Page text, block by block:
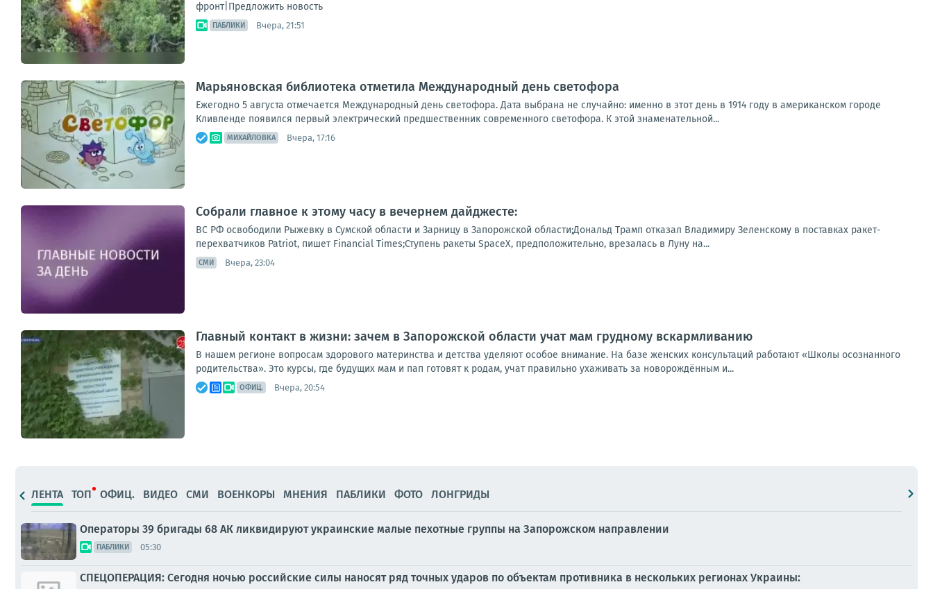
фронт|Предложить новость
ПАБЛИКИ Вчера, 21:51
Марьяновская библиотека отметила Международный день светофора
Ежегодно 5 августа отмечается Международный день светофора. Дата выбрана не случайно: именно в этот день в 1914 году в американском городе
Кливленде появился первый электрический предшественник современного светофора. К этой знаменательной...
МИХАЙЛОВКА Вчера, 17:16
Собрали главное к этому часу в вечернем дайджесте:
ВС РФ освободили Рыжевку в Сумской области и Зарницу в Запорожской области;Дональд Трамп отказал Владимиру Зеленскому в поставках ракет-
перехватчиков Patriot, пишет Financial Times;Ступень ракеты SpaceX, предположительно, врезалась в Луну на...
СМИ Вчера, 23:04
Главный контакт в жизни: зачем в Запорожской области учат мам грудному вскармливанию
В нашем регионе вопросам здорового материнства и детства уделяют особое внимание. На базе женских консультаций работают «Школы осознанного
родительства». Это курсы, где будущих мам и пап готовят к родам, учат правильно ухаживать за новорождённым и...
ОФИЦ. Вчера, 20:54
ЛЕНТА ТОП ОФИЦ. ВИДЕО СМИ ВОЕНКОРЫ МНЕНИЯ ПАБЛИКИ ФОТО ЛОНГРИДЫ
Операторы 39 бригады 68 АК ликвидируют украинские малые пехотные группы на Запорожском направлении
ПАБЛИКИ 05:30
СПЕЦОПЕРАЦИЯ: Сегодня ночью российские силы наносят ряд точных ударов по объектам противника в нескольких регионах Украины: